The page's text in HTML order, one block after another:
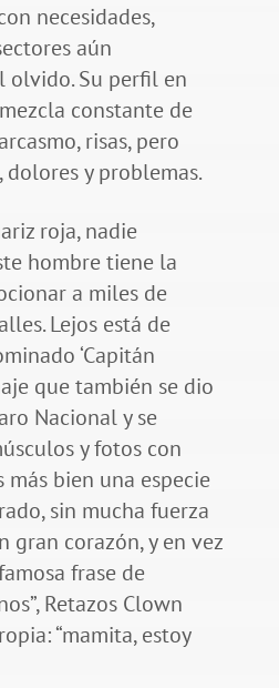
necesidades,
aún
olvido. Su perfil en
constante de
risas, pero
y problemas.
roja, nadie
hombre tiene la
a miles de
Lejos está de
‘Capitán
que también se dio
Nacional y se
y fotos con
más bien una especie
sin mucha fuerza
gran corazón, y en vez
frase de
Retazos Clown
“mamita, estoy